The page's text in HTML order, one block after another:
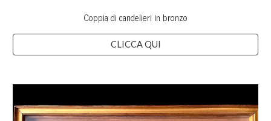
Coppia di candelieri in bronzo
CLICCA QUI